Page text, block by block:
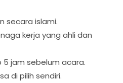
secara islami.
kerja yang ahli dan
5 jam sebelum acara.
di pilih sendiri.